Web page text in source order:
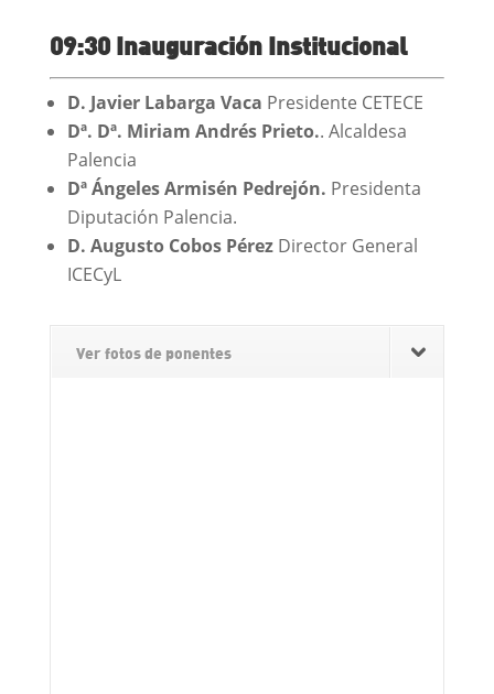
09:30 Inauguración Institucional
D. Javier Labarga Vaca Presidente CETECE
Dª. Dª. Miriam Andrés Prieto.. Alcaldesa
Palencia
Dª Ángeles Armisén Pedrejón. Presidenta
Diputación Palencia.
D. Augusto Cobos Pérez Director General
ICECyL
Ver fotos de ponentes